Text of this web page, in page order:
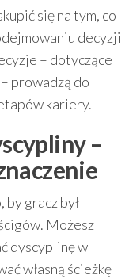
się na tym, co
decyzji
– dotyczące
prowadzą do
kariery.
–
by gracz był
Możesz
dyscyplinę w
własną ścieżkę